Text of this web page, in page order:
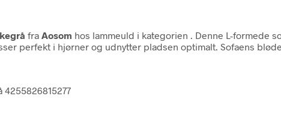
fra Aosom hos lammeuld i kategorien
. Denne L-formede
perfekt i hjørner og udnytter pladsen optimalt. Sofaens